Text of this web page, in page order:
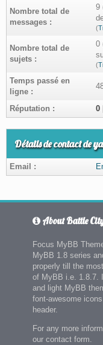
Nombre total de
messages :
9
(
Nombre total de
sujets :
0
(
Temps passé en
ligne :
Réputation : 0
Détails de contact de
Email :
About Battle
Focus MyBB
MyBB 1.8 series
properly till the
of MyBB i.e. 1.8.7.
and light MyBB
font-awesome
header.
For any more
our contact form.